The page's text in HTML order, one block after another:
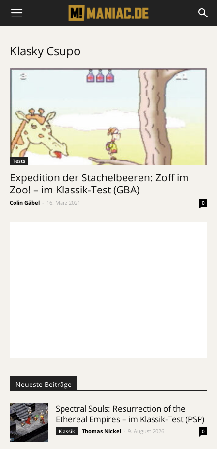
Klasky Csupo
Tests
Expedition der Stachelbeeren: Zoff im
Zoo! – im Klassik-Test (GBA)
Colin Gäbel 16. März 2021 0
Neueste Beiträge
Spectral Souls: Resurrection of the
Ethereal Empires – im Klassik-Test (PSP)
Klassik Thomas Nickel 9. August 2026 0